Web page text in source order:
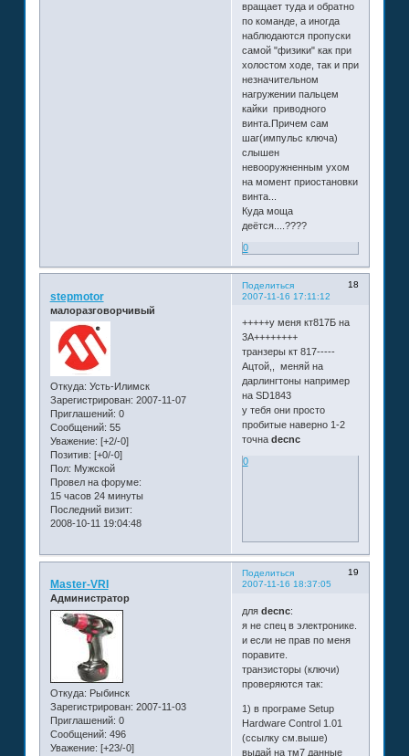
вращает туда и обратно
по команде, а иногда
наблюдаются пропуски
самой "физики" как при
холостом ходе, так и при
незначительном
нагружении пальцем
кайки приводного
винта.Причем сам
шаг(импульс ключа)
слышен
невооружненным ухом
на момент приостановки
винта...
Куда моща
деётся....????
0
Поделиться
18
2007-11-16 17:11:12
stepmotor
малоразговорчивый
Откуда: Усть-Илимск
Зарегистрирован: 2007-11-07
Приглашений: 0
Сообщений: 55
Уважение: [+2/-0]
Позитив: [+0/-0]
Пол: Мужской
Провел на форуме:
15 часов 24 минуты
Последний визит:
2008-10-11 19:04:48
+++++у меня кт817Б на
3А++++++++
транзеры кт 817-----
Ацтой,, меняй на
дарлингтоны например
на SD1843
у тебя они просто
пробитые наверно 1-2
точна decnc
0
Поделиться
19
2007-11-16 18:37:05
Master-VRI
Администратор
Откуда: Рыбинск
Зарегистрирован: 2007-11-03
Приглашений: 0
Сообщений: 496
Уважение: [+23/-0]
для decnc:
я не спец в электронике.
и если не прав по меня
поравите.
транзисторы (ключи)
проверяются так:
1) в програме Setup
Hardware Control 1.01
(ссылку см.выше)
выдай на тм7 данные